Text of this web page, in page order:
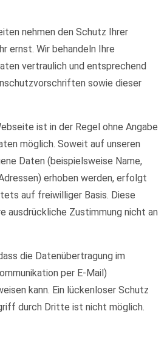
nehmen den Schutz Ihrer
ernst. Wir behandeln Ihre
vertraulich und entsprechend
sowie dieser
ist in der Regel ohne Angabe
möglich. Soweit auf unseren
Daten (beispielsweise Name,
erhoben werden, erfolgt
auf freiwilliger Basis. Diese
ausdrückliche Zustimmung nicht an
die Datenübertragung im
per E-Mail)
kann. Ein lückenloser Schutz
durch Dritte ist nicht möglich.